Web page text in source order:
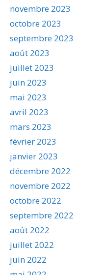
novembre 2023
octobre 2023
septembre 2023
août 2023
juillet 2023
juin 2023
mai 2023
avril 2023
mars 2023
février 2023
janvier 2023
décembre 2022
novembre 2022
octobre 2022
septembre 2022
août 2022
juillet 2022
juin 2022